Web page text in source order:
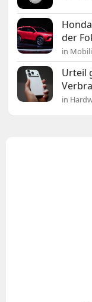
der
in
Urteil
in